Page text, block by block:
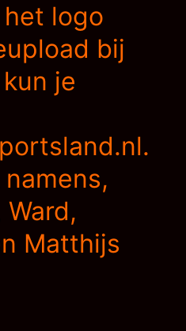
logo
bij
je
Ward,
Matthijs